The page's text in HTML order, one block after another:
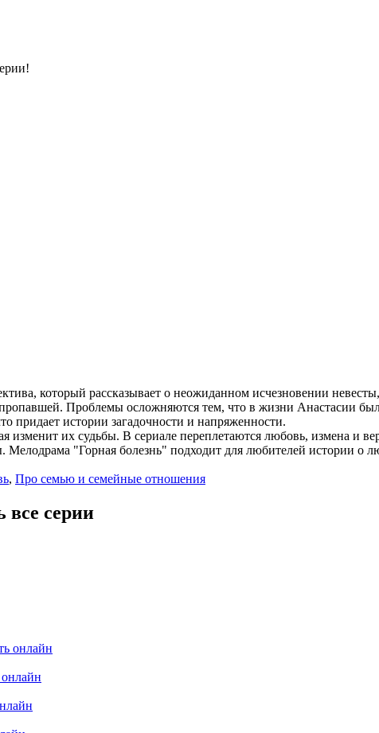
который рассказывает о неожиданном исчезновении
Проблемы осложняются тем, что в жизни Анастасии
придает истории загадочности и напряженности.
изменит их судьбы. В сериале переплетаются любовь, измена и
"Горная болезнь" подходит для любителей истории о
, Про семью и семейные отношения
все серии